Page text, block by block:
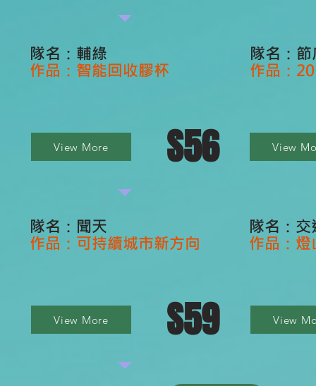
隊名：輔綠
作品：智能回收膠杯
View More S56
隊名：聞天
作品：可持續城市新方向
View More S59
隊名：節
作品：
View
隊名：
作品：
View